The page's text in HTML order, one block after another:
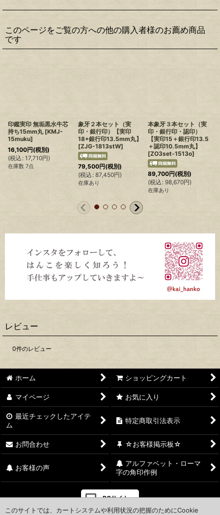
このページをご覧の方への他の購入者様のお薦め商品
です
印鑑実印 無垢黒水牛芯
持ち15mm丸 [KMJ-
15muku]
16,100円(税別)
(税込 : 17,710円)
在庫数 7点
象牙２本セット（実
印・銀行印）【実印
18+銀行印13.5mm丸】
[ZJG-1813stW]
79,500円(税別)
(税込 : 87,450円)
在庫あり
本象牙３本セット（実
印・銀行印・認印）
【実印15＋銀行印13.5
＋認印10.5mm丸】
[ZO3set-1513o]
89,700円(税別)
(税込 : 98,670円)
在庫あり
レビュー
0件のレビュー
ホーム ショッピングカート
マイページ お気に入り
最近チェックしたアイテ
ム
特定商取引法表示
お問合わせ ☆お客様掲示板☆
お客様の声
アルファベット・ローマ
字の角印作例
PCサイト
このサイトでは、カートシステムや利用状況の把握のためにCookie